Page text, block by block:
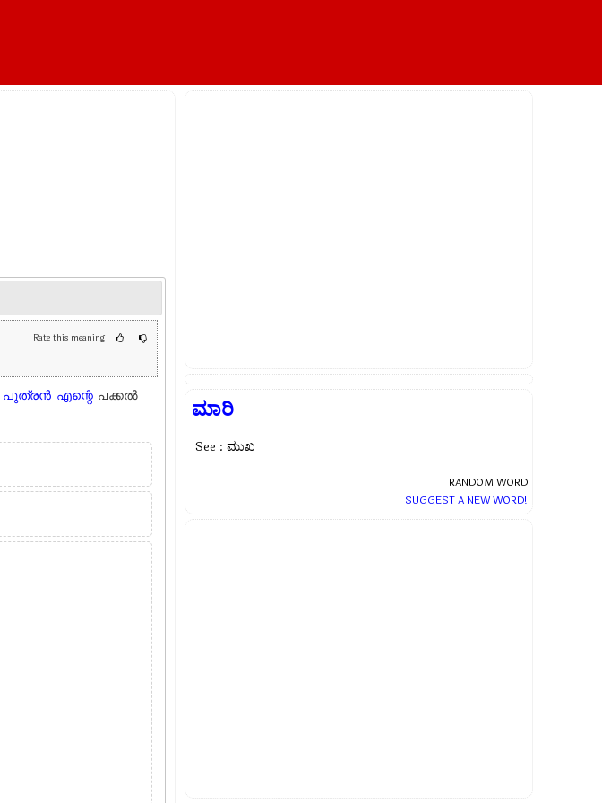
Rate this meaning
പുത്രന്‍ എന്റെ പക്കല്‍
ಮಾರಿ
See : ಮುಖ
RANDOM WORD
SUGGEST A NEW WORD!